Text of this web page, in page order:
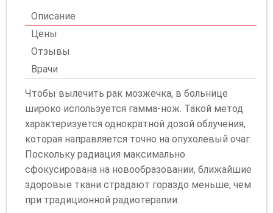
Описание
Цены
Отзывы
Врачи
Чтобы вылечить рак мозжечка, в больнице
широко используется гамма-нож. Такой метод
характеризуется однократной дозой облучения,
которая направляется точно на опухолевый очаг.
Поскольку радиация максимально
сфокусирована на новообразовании, ближайшие
здоровые ткани страдают гораздо меньше, чем
при традиционной радиотерапии.